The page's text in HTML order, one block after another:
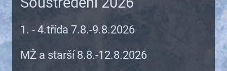
1. - 4.třída 7.8.-9.8.2026
MŽ a starší 8.8.-12.8.2026